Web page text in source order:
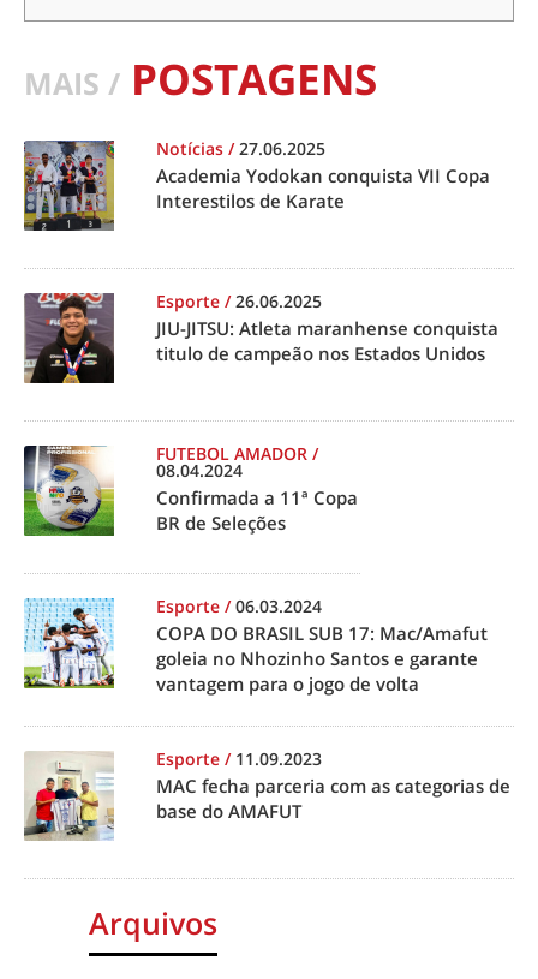
MAIS / POSTAGENS
Notícias /27.06.2025
Academia Yodokan conquista VII Copa
Interestilos de Karate
Esporte /26.06.2025
JIU-JITSU: Atleta maranhense conquista
titulo de campeão nos Estados Unidos
FUTEBOL AMADOR /
08.04.2024
Confirmada a 11ª Copa
BR de Seleções
Esporte /06.03.2024
COPA DO BRASIL SUB 17: Mac/Amafut
goleia no Nhozinho Santos e garante
vantagem para o jogo de volta
Esporte / 11.09.2023
MAC fecha parceria com as categorias de
base do AMAFUT
Arquivos